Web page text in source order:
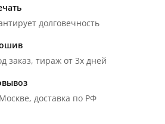
долговечность
заказ, тираж от 3х дней
доставка по РФ